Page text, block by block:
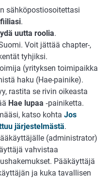
sähköpostiosoitettasi
.
uutta roolia.
Voit jättää chapter-,
tyhjiksi.
(yrityksen toimipaikka
haku (Hae-painike).
rastita se rivin oikeasta
Hae lupaa ‑painiketta.
katso kohta Jos
järjestelmästä.
(administrator)
vahvistaa
Pääkäyttäjä
ja kuka tavallisen